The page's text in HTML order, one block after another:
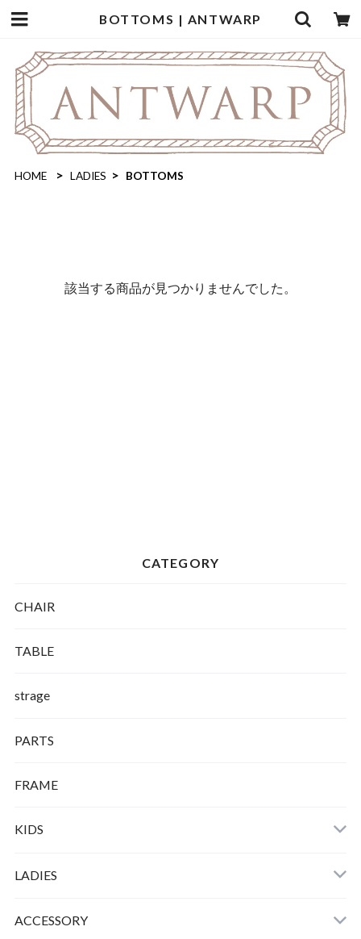
BOTTOMS | ANTWARP
HOME LADIES BOTTOMS
該当する商品が見つかりませんでした。
CATEGORY
CHAIR
TABLE
strage
PARTS
FRAME
KIDS
LADIES
ACCESSORY